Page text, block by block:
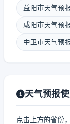
益阳市天气预
咸阳市天气预
中卫市天气预
天气预报
点击上方的省份